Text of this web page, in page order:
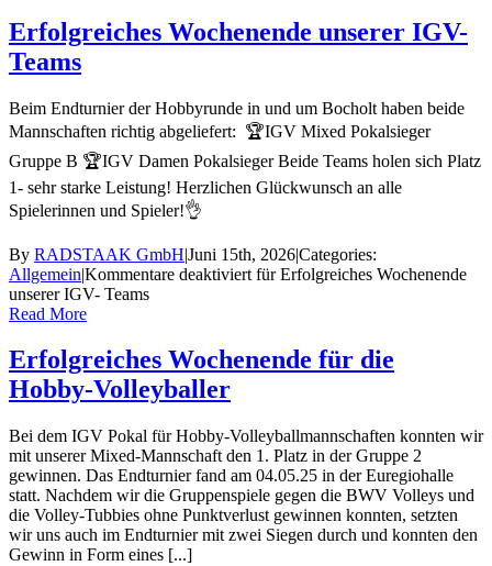
Erfolgreiches Wochenende unserer IGV-
Teams
Beim Endturnier der Hobbyrunde in und um Bocholt haben beide
Mannschaften richtig abgeliefert: 🏆IGV Mixed Pokalsieger
Gruppe B 🏆IGV Damen Pokalsieger Beide Teams holen sich Platz
1- sehr starke Leistung! Herzlichen Glückwunsch an alle
Spielerinnen und Spieler!👌
By RADSTAAK GmbH|Juni 15th, 2026|Categories:
Allgemein|Kommentare deaktiviert für Erfolgreiches Wochenende
unserer IGV- Teams
Read More
Erfolgreiches Wochenende für die
Hobby-Volleyballer
Bei dem IGV Pokal für Hobby-Volleyballmannschaften konnten wir
mit unserer Mixed-Mannschaft den 1. Platz in der Gruppe 2
gewinnen. Das Endturnier fand am 04.05.25 in der Euregiohalle
statt. Nachdem wir die Gruppenspiele gegen die BWV Volleys und
die Volley-Tubbies ohne Punktverlust gewinnen konnten, setzten
wir uns auch im Endturnier mit zwei Siegen durch und konnten den
Gewinn in Form eines [...]